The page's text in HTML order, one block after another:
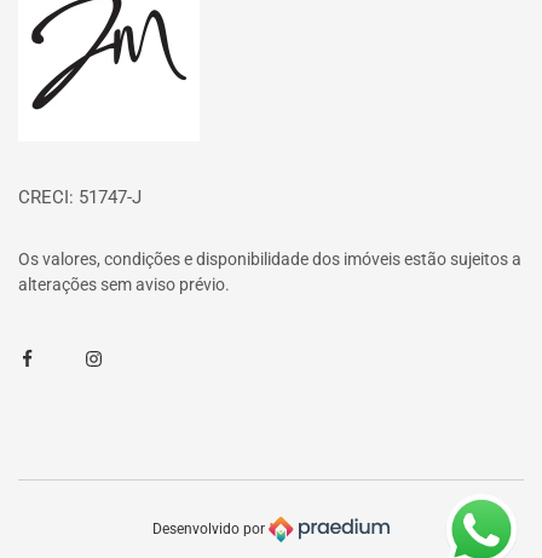
CRECI: 51747-J
Os valores, condições e disponibilidade dos imóveis estão sujeitos a
alterações sem aviso prévio.
FacebookInstagram
Desenvolvido por